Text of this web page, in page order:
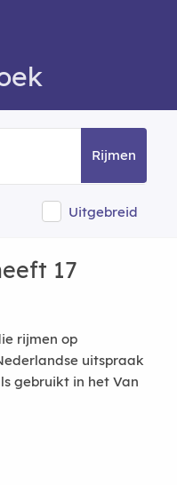
Rijmen
Uitgebreid
17
rijmen op
uitspraak
gebruikt in het Van